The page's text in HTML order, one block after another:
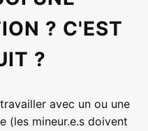
? C'EST
?
avec un ou une
(les mineur.e.s doivent